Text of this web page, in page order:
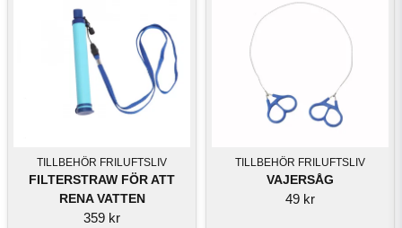
TILLBEHÖR FRILUFTSLIV
FILTERSTRAW FÖR ATT
RENA VATTEN
359 kr
TILLBEHÖR FRILUFTSLIV
VAJERSÅG
49 kr